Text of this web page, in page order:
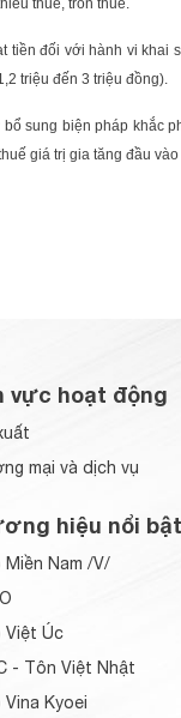
tiền đối với hành vi
triệu đến 3 triệu đồng).
sung biện pháp khắc
giá trị gia tăng đầu
vực hoạt động
mại và dịch vụ
hiệu nổi bật
Miền Nam /V/
Việt Úc
- Tôn Việt Nhật
Vina Kyoei